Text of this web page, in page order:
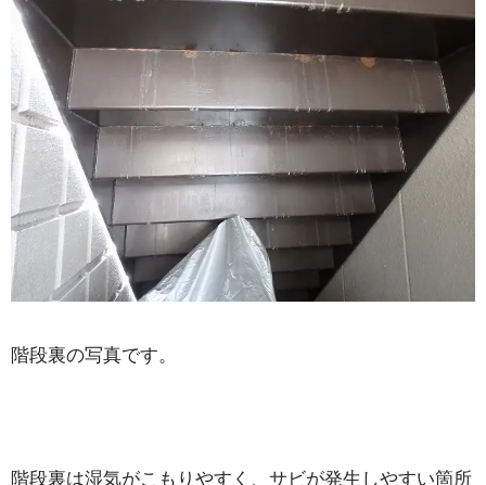
階段裏の写真です。
階段裏は湿気がこもりやすく、サビが発生しやすい箇所